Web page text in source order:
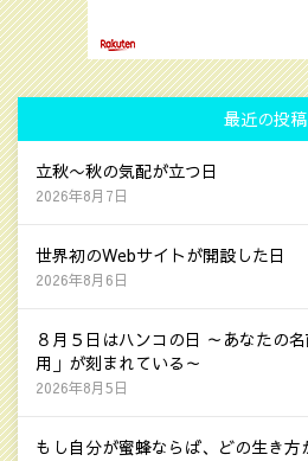
最近の投稿
立秋〜秋の気配が立つ日
2026年8月7日
世界初のWebサイトが開設した日
2026年8月6日
８月５日はハンコの日 ～あなたの
用」が刻まれている～
2026年8月5日
もし自分が蜜蜂ならば、どの生き方